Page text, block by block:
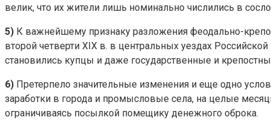
велик, что их жители лишь номинально числились в
5) К важнейшему признаку разложения феодально-
второй четверти XIX в. в центральных уездах
становились купцы и даже государственные и
6) Претерпело значительные изменения и еще одно
заработки в города и промысловые села, на целые
ограничиваясь посылкой помещику денежного оброка.